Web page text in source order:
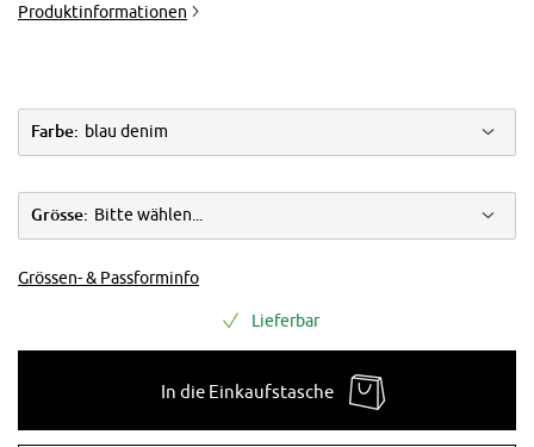
Produktinformationen
Farbe: blau denim
Grösse: Bitte wählen...
Grössen- & Passforminfo
Lieferbar
In die Einkaufstasche